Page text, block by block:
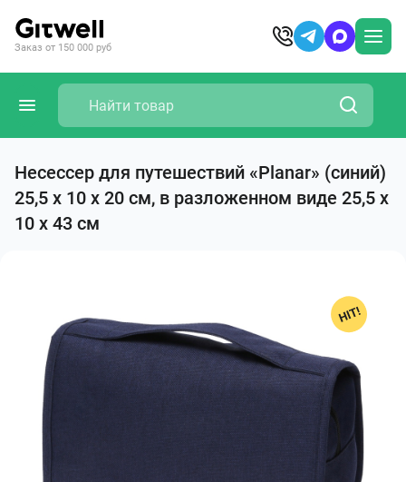
Заказ от 150 000 руб
Несессер для путешествий «Planar» (синий)
25,5 х 10 х 20 см, в разложенном виде 25,5 х
10 х 43 см